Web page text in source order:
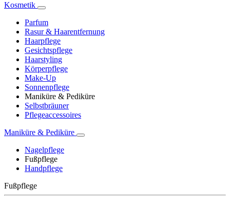
Kosmetik
Parfum
Rasur & Haarentfernung
Haarpflege
Gesichtspflege
Haarstyling
Körperpflege
Make-Up
Sonnenpflege
Maniküre & Pediküre
Selbstbräuner
Pflegeaccessoires
Maniküre & Pediküre
Nagelpflege
Fußpflege
Handpflege
Fußpflege